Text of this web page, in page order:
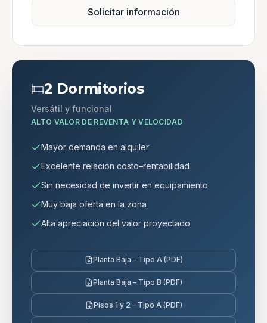
Solicitar información
2 Dormitorios
Versátil y funcional
ALTO VALOR DE REVENTA Y VELOCIDAD
Mayor demanda en alquiler
Excelente relación costo–rentabilidad
Sin necesidad de invertir en equipamiento
Muy baja oferta en la zona
Alta apreciación del valor proyectado
Planta Baja – Tipo A (PDF)
Planta Baja – Tipo B (PDF)
Pisos 1 y 2 – Tipo A (PDF)